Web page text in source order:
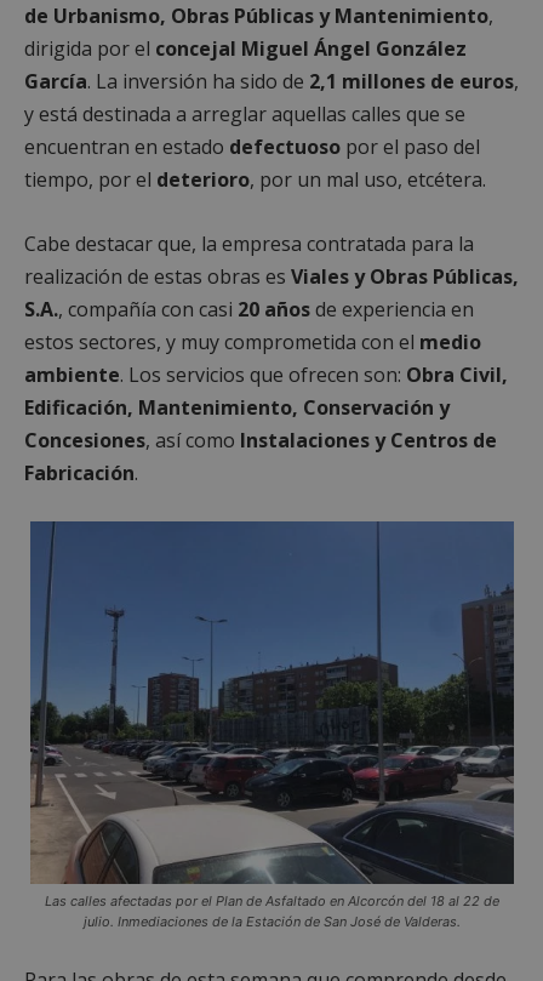
de Urbanismo, Obras Públicas y Mantenimiento,
dirigida por el concejal Miguel Ángel González
García. La inversión ha sido de 2,1 millones de euros,
y está destinada a arreglar aquellas calles que se
encuentran en estado defectuoso por el paso del
tiempo, por el deterioro, por un mal uso, etcétera.
Cabe destacar que, la empresa contratada para la
realización de estas obras es Viales y Obras Públicas,
S.A., compañía con casi 20 añosde experiencia en
estos sectores, y muy comprometida con el medio
ambiente. Los servicios que ofrecen son: Obra Civil,
Edificación, Mantenimiento, Conservación y
Concesiones, así como Instalaciones y Centros de
Fabricación.
Las calles afectadas por el Plan de Asfaltado en Alcorcón del 18 al 22 de
julio. Inmediaciones de la Estación de San José de Valderas.